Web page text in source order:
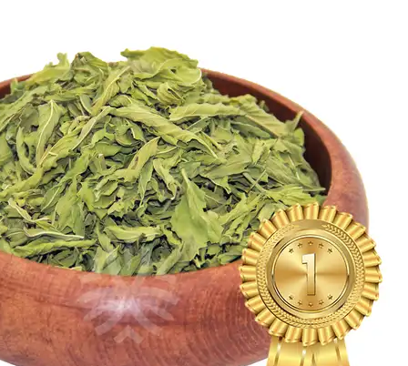
بسته بندی
بخور گیاهی بخور گیاهی
همه دسته بندی های دمنوش و بخورهای گیاهی
دمنوش و بخورهای گیاهی دمنوش و بخورهای گیاهی
گلاب گلاب
عرقیات گیاهی عرقیات گیاهی
شربت های گیاهی شربت های گیاهی